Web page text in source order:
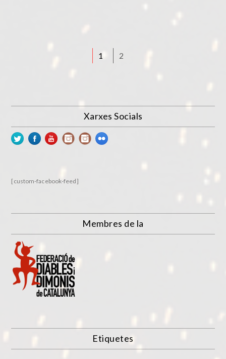
1 2
Xarxes Socials
[custom-facebook-feed]
Membres de la
Etiquetes